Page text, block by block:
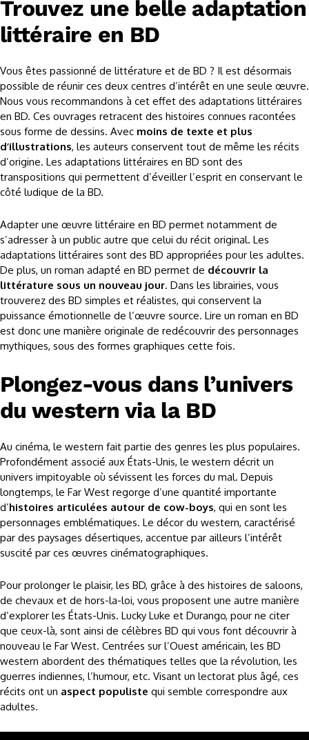
Trouvez une belle adaptation
littéraire en BD
Vous êtes passionné de littérature et de BD ? Il est désormais
possible de réunir ces deux centres d’intérêt en une seule œuvre.
Nous vous recommandons à cet effet des adaptations littéraires
en BD. Ces ouvrages retracent des histoires connues racontées
sous forme de dessins. Avec moins de texte et plus
d’illustrations, les auteurs conservent tout de même les récits
d’origine. Les adaptations littéraires en BD sont des
transpositions qui permettent d’éveiller l’esprit en conservant le
côté ludique de la BD.
Adapter une œuvre littéraire en BD permet notamment de
s’adresser à un public autre que celui du récit original. Les
adaptations littéraires sont des BD appropriées pour les adultes.
De plus, un roman adapté en BD permet de découvrir la
littérature sous un nouveau jour. Dans les librairies, vous
trouverez des BD simples et réalistes, qui conservent la
puissance émotionnelle de l’œuvre source. Lire un roman en BD
est donc une manière originale de redécouvrir des personnages
mythiques, sous des formes graphiques cette fois.
Plongez-vous dans l’univers
du western via la BD
Au cinéma, le western fait partie des genres les plus populaires.
Profondément associé aux États-Unis, le western décrit un
univers impitoyable où sévissent les forces du mal. Depuis
longtemps, le Far West regorge d’une quantité importante
d’histoires articulées autour de cow-boys, qui en sont les
personnages emblématiques. Le décor du western, caractérisé
par des paysages désertiques, accentue par ailleurs l’intérêt
suscité par ces œuvres cinématographiques.
Pour prolonger le plaisir, les BD, grâce à des histoires de saloons,
de chevaux et de hors-la-loi, vous proposent une autre manière
d’explorer les États-Unis. Lucky Luke et Durango, pour ne citer
que ceux-là, sont ainsi de célèbres BD qui vous font découvrir à
nouveau le Far West. Centrées sur l’Ouest américain, les BD
western abordent des thématiques telles que la révolution, les
guerres indiennes, l’humour, etc. Visant un lectorat plus âgé, ces
récits ont un aspect populiste qui semble correspondre aux
adultes.